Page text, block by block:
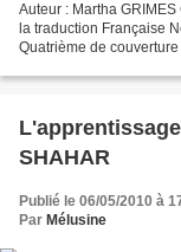
Auteur : Martha
la traduction Française
Quatrième de
SHAHAR
Publié le 06/05/2010 à
Par Mélusine